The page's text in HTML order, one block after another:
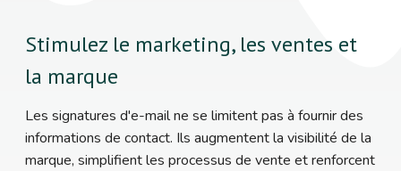
Stimulez le marketing, les ventes et
la marque
Les signatures d'e-mail ne se limitent pas à fournir des
informations de contact. Ils augmentent la visibilité de la
marque, simplifient les processus de vente et renforcent